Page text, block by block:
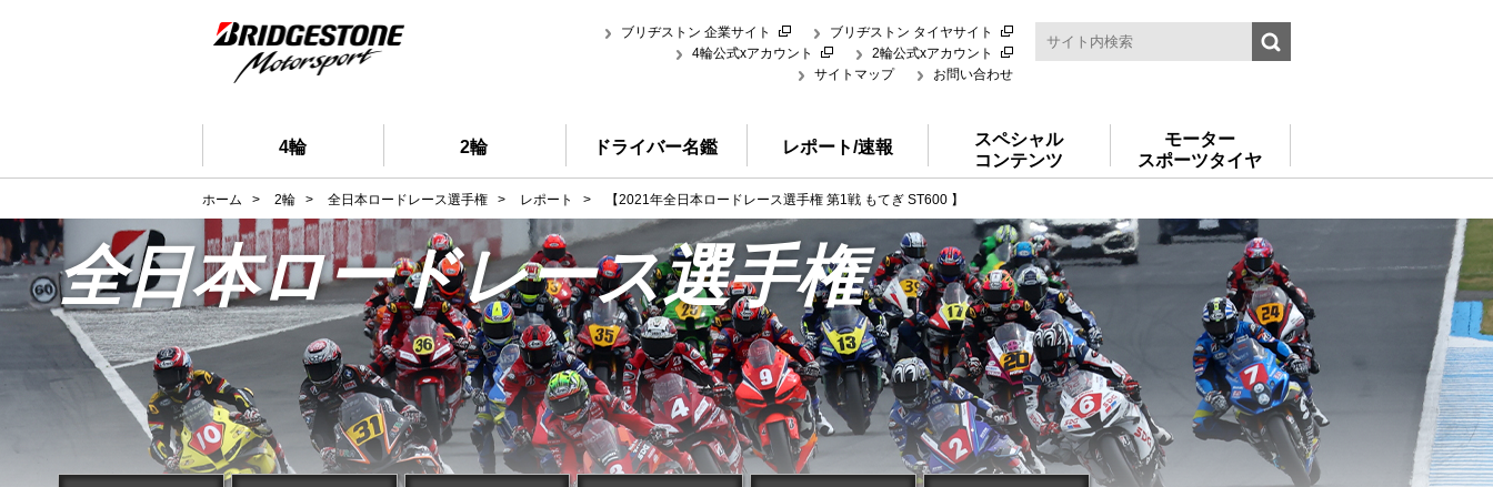
ブリヂストン 企業サイト
ブリヂストン タイヤサイト
4輪公式xアカウント
2輪公式xアカウント
サイトマップ
お問い合わせ
4輪 2輪 ドライバー名鑑 レポート/速報
スペシャル
コンテンツ
モーター
スポーツタイヤ
ホーム > 2輪 > 全日本ロードレース選手権 > レポート > 【2021年全日本ロードレース選手権 第1戦 もてぎ ST600 】
全日本ロードレース選手権